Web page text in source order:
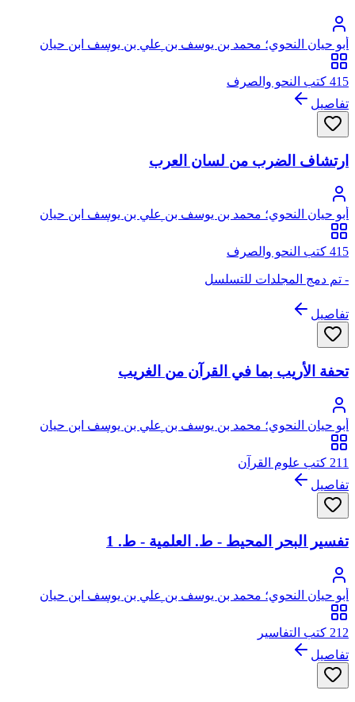
أبو حيان النحوي؛ محمد بن يوسف بن علي بن يوسف ابن حيان
الغرناطي الأندلسي الجياني، النفزي، أثير الدين، أبو حيان
415 كتب النحو والصرف
تفاصيل
ارتشاف الضرب من لسان العرب
أبو حيان النحوي؛ محمد بن يوسف بن علي بن يوسف ابن حيان
الغرناطي الأندلسي الجياني، النفزي، أثير الدين، أبو حيان
415 كتب النحو والصرف
- تم دمج المجلدات للتسلسل
تفاصيل
تحفة الأريب بما في القرآن من الغريب
أبو حيان النحوي؛ محمد بن يوسف بن علي بن يوسف ابن حيان
الغرناطي الأندلسي الجياني، النفزي، أثير الدين، أبو حيان
211 كتب علوم القرآن
تفاصيل
تفسير البحر المحيط - ط. العلمية - ط. 1
أبو حيان النحوي؛ محمد بن يوسف بن علي بن يوسف ابن حيان
الغرناطي الأندلسي الجياني، النفزي، أثير الدين، أبو حيان
212 كتب التفاسير
تفاصيل